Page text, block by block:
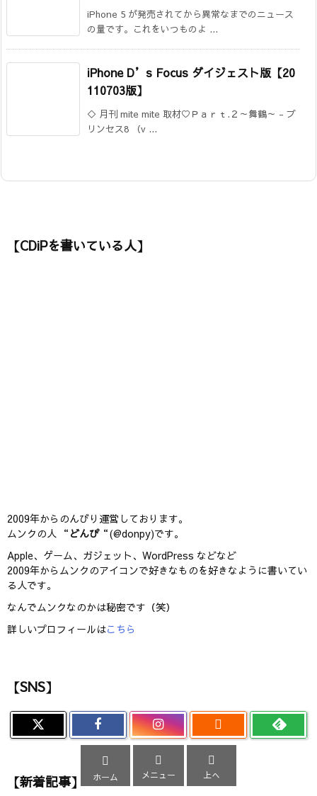
iPhone 5 が発売されてから異常なまでのニュース
の量です。これをいつものよ ...
iPhone D’s Focus ダイジェスト版【20
110703版】
◇ 月刊 mite mite 取材♡Ｐａｒｔ.２～舞鶴～ - プ
リンセス8 （v ...
【CDiPを書いている人】
2009年からのんびり運営しております。
ムンクの人 “ どんぴ“(@donpy)です。
Apple、ゲーム、ガジェット、WordPress などなど
2009年からムンクのアイコンで好きなものを好きなように書いてい
る人です。
なんでムンクなのかは秘密です（笑）
詳しいプロフィールはこちら
【SNS】

【新着記事】

ホーム

メニュー

上へ